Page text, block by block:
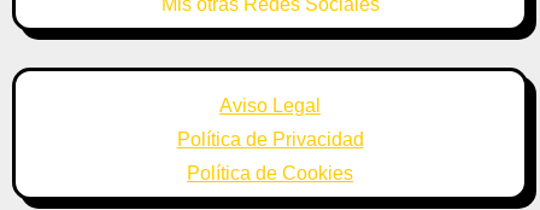
Mis otras Redes Sociales
Aviso Legal
Política de Privacidad
Política de Cookies